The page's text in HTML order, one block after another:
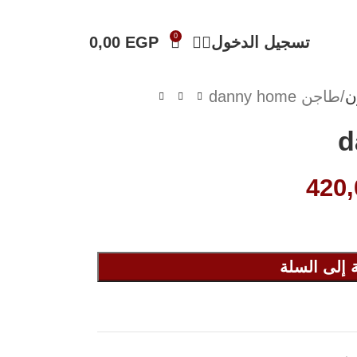
تسجيل الدخول 0
0,00 EGP
طاجن danny home
إلى السلة